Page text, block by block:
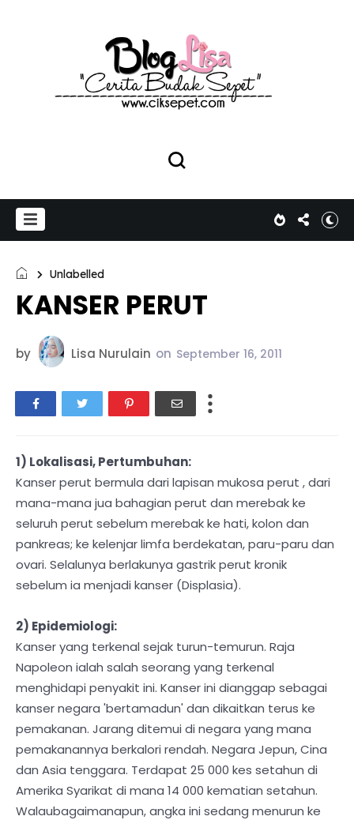
Unlabelled
KANSER PERUT
by Lisa Nurulain on September 16, 2011
1) Lokalisasi, Pertumbuhan:
Kanser perut bermula dari lapisan mukosa perut , dari
mana-mana jua bahagian perut dan merebak ke
seluruh perut sebelum merebak ke hati, kolon dan
pankreas; ke kelenjar limfa berdekatan, paru-paru dan
ovari. Selalunya berlakunya gastrik perut kronik
sebelum ia menjadi kanser (Displasia).
2) Epidemiologi:
Kanser yang terkenal sejak turun-temurun. Raja
Napoleon ialah salah seorang yang terkenal
menghidapi penyakit ini. Kanser ini dianggap sebagai
kanser negara 'bertamadun' dan dikaitkan terus ke
pemakanan. Jarang ditemui di negara yang mana
pemakanannya berkalori rendah. Negara Jepun, Cina
dan Asia tenggara. Terdapat 25 000 kes setahun di
Amerika Syarikat di mana 14 000 kematian setahun.
Walaubagaimanapun, angka ini sedang menurun ke